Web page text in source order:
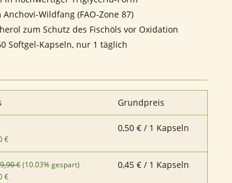
Wildfang (FAO-Zone 87)
zum Schutz des Fischöls vor Oxidation
Softgel-Kapseln, nur 1 täglich
Grundpreis
€
0,50 € / 1 Kapseln
€(10.03% gespart)
€
0,45 € / 1 Kapseln